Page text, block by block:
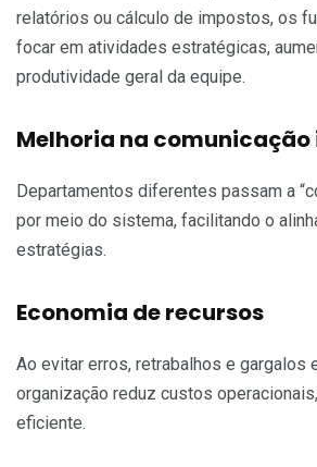
relatórios ou cálculo de impostos, os
focar em atividades estratégicas,
produtividade geral da equipe.
Melhoria na
Departamentos diferentes passam a
por meio do sistema, facilitando o
estratégias.
Economia de recursos
Ao evitar erros, retrabalhos e gargalos
organização reduz custos
eficiente.